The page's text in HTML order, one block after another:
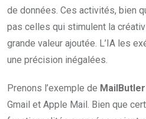
de données. Ces activités, bien
pas celles qui stimulent la
grande valeur ajoutée. L’IA les
une précision inégalées.
Prenons l’exemple de
Gmail et Apple Mail. Bien que